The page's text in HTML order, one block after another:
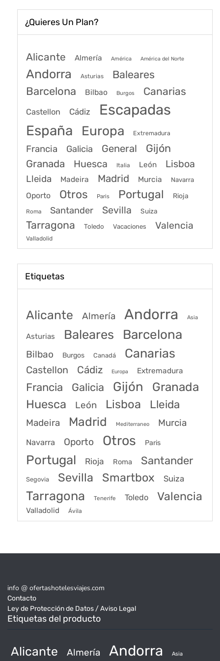
¿Quieres Un Plan?
Alicante Almería América América del Norte
Andorra Asturias Baleares
Barcelona Bilbao Burgos Canarias
Castellon Cádiz Escapadas
España Europa Extremadura
Francia Galicia General Gijón
Granada Huesca Italia León Lisboa
Lleida Madeira Madrid Murcia Navarra
Oporto Otros Paris Portugal Rioja
Roma Santander Sevilla Suiza
Tarragona Toledo Vacaciones Valencia
Valladolid
Etiquetas
Alicante Almería Andorra Asia
Asturias Baleares Barcelona
Bilbao Burgos Canadá Canarias
Castellon Cádiz Europa Extremadura
Francia Galicia Gijón Granada
Huesca León Lisboa Lleida
Madeira Madrid Mediterraneo Murcia
Navarra Oporto Otros Paris
Portugal Rioja Roma Santander
Segovia Sevilla Smartbox Suiza
Tarragona Tenerife Toledo Valencia
Valladolid Ávila
info @ ofertashotelesviajes.com
Contacto
Ley de Protección de Datos / Aviso Legal
Etiquetas del producto
Alicante Almería Andorra Asia